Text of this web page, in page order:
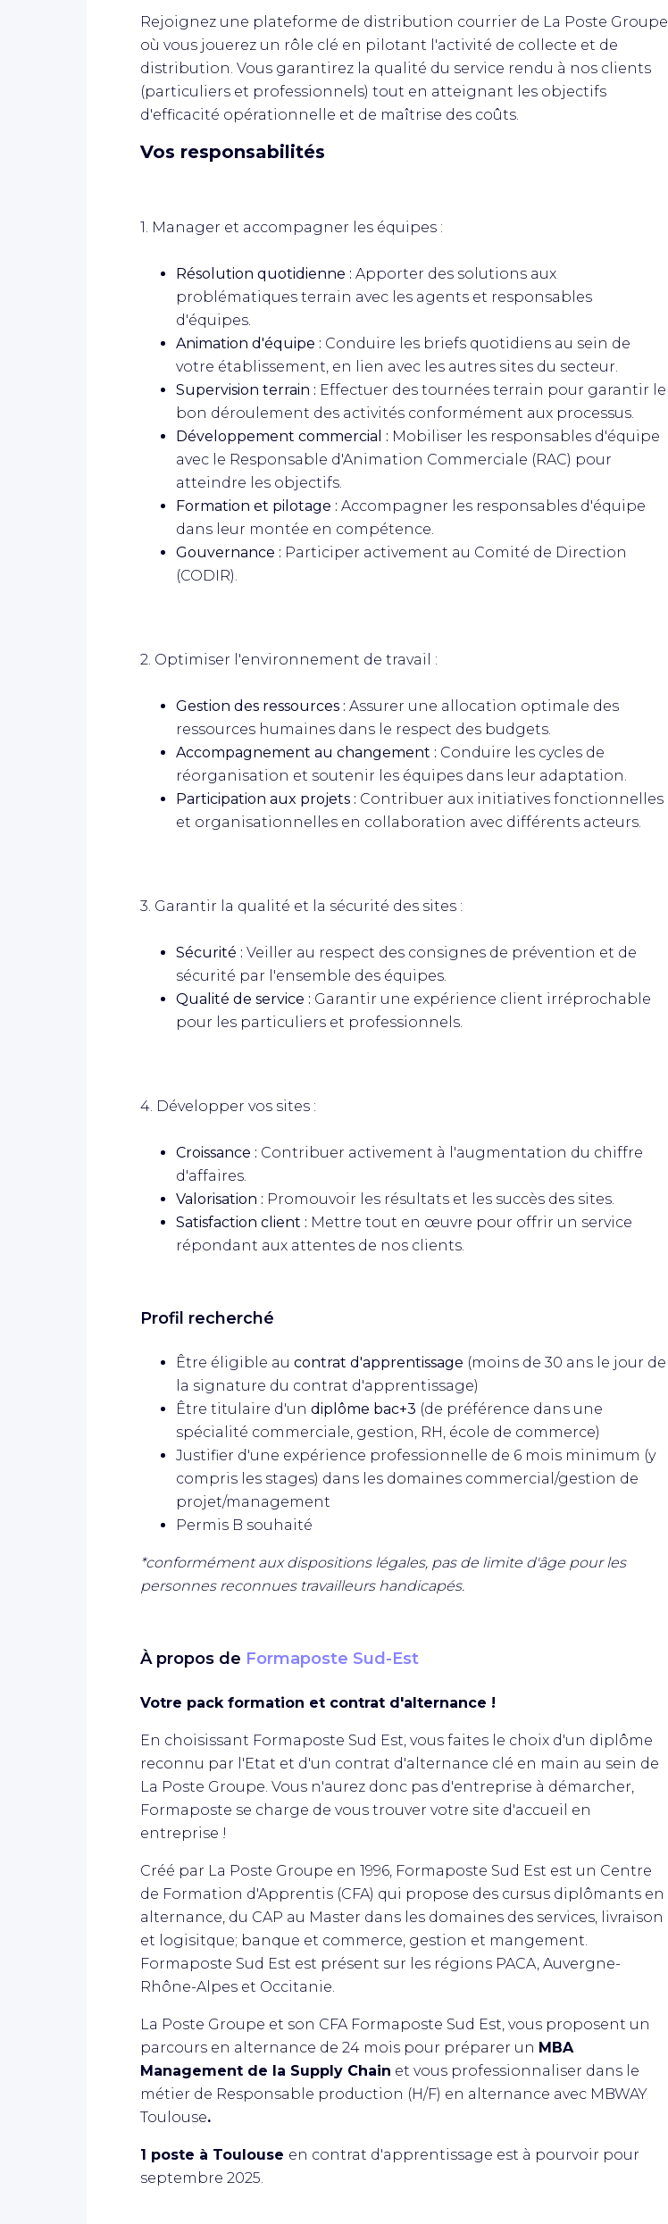
Rejoignez une plateforme de distribution courrier de La Poste Groupe
où vous jouerez un rôle clé en pilotant l'activité de collecte et de
distribution. Vous garantirez la qualité du service rendu à nos clients
(particuliers et professionnels) tout en atteignant les objectifs
d'efficacité opérationnelle et de maîtrise des coûts.
Vos responsabilités
1. Manager et accompagner les équipes :
Résolution quotidienne : Apporter des solutions aux
problématiques terrain avec les agents et responsables
d'équipes.
Animation d'équipe : Conduire les briefs quotidiens au sein de
votre établissement, en lien avec les autres sites du secteur.
Supervision terrain : Effectuer des tournées terrain pour garantir le
bon déroulement des activités conformément aux processus.
Développement commercial : Mobiliser les responsables d'équipe
avec le Responsable d'Animation Commerciale (RAC) pour
atteindre les objectifs.
Formation et pilotage : Accompagner les responsables d'équipe
dans leur montée en compétence.
Gouvernance : Participer activement au Comité de Direction
(CODIR).
2. Optimiser l'environnement de travail :
Gestion des ressources : Assurer une allocation optimale des
ressources humaines dans le respect des budgets.
Accompagnement au changement : Conduire les cycles de
réorganisation et soutenir les équipes dans leur adaptation.
Participation aux projets : Contribuer aux initiatives fonctionnelles
et organisationnelles en collaboration avec différents acteurs.
3. Garantir la qualité et la sécurité des sites :
Sécurité : Veiller au respect des consignes de prévention et de
sécurité par l'ensemble des équipes.
Qualité de service : Garantir une expérience client irréprochable
pour les particuliers et professionnels.
4. Développer vos sites :
Croissance : Contribuer activement à l'augmentation du chiffre
d'affaires.
Valorisation : Promouvoir les résultats et les succès des sites.
Satisfaction client : Mettre tout en œuvre pour offrir un service
répondant aux attentes de nos clients.
Profil recherché
Être éligible au contrat d'apprentissage (moins de 30 ans le jour de
la signature du contrat d'apprentissage)
Être titulaire d'un diplôme bac+3 (de préférence dans une
spécialité commerciale, gestion, RH, école de commerce)
Justifier d'une expérience professionnelle de 6 mois minimum (y
compris les stages) dans les domaines commercial/gestion de
projet/management
Permis B souhaité
*conformément aux dispositions légales, pas de limite d'âge pour les
personnes reconnues travailleurs handicapés.
À propos de Formaposte Sud-Est
Votre pack formation et contrat d'alternance !
En choisissant Formaposte Sud Est, vous faites le choix d'un diplôme
reconnu par l'Etat et d'un contrat d'alternance clé en main au sein de
La Poste Groupe. Vous n'aurez donc pas d'entreprise à démarcher,
Formaposte se charge de vous trouver votre site d'accueil en
entreprise !
Créé par La Poste Groupe en 1996, Formaposte Sud Est est un Centre
de Formation d'Apprentis (CFA) qui propose des cursus diplômants en
alternance, du CAP au Master dans les domaines des services, livraison
et logisitque; banque et commerce, gestion et mangement.
Formaposte Sud Est est présent sur les régions PACA, Auvergne-
Rhône-Alpes et Occitanie.
La Poste Groupe et son CFA Formaposte Sud Est, vous proposent un
parcours en alternance de 24 mois pour préparer un MBA
Management de la Supply Chain et vous professionnaliser dans le
métier de Responsable production (H/F) en alternance avec MBWAY
Toulouse.
1 poste à Toulouse en contrat d'apprentissage est à pourvoir pour
septembre 2025.